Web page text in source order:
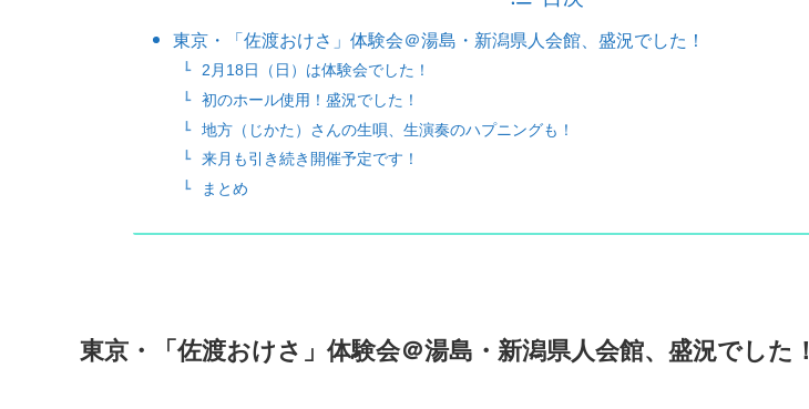
東京・「佐渡おけさ」体験会＠湯島・新潟県人会館、盛況でした！
2月18日（日）は体験会でした！
初のホール使用！盛況でした！
地方（じかた）さんの生唄、生演奏のハプニングも！
来月も引き続き開催予定です！
まとめ
東京・「佐渡おけさ」体験会＠湯島・新潟県人会館、盛況でした！